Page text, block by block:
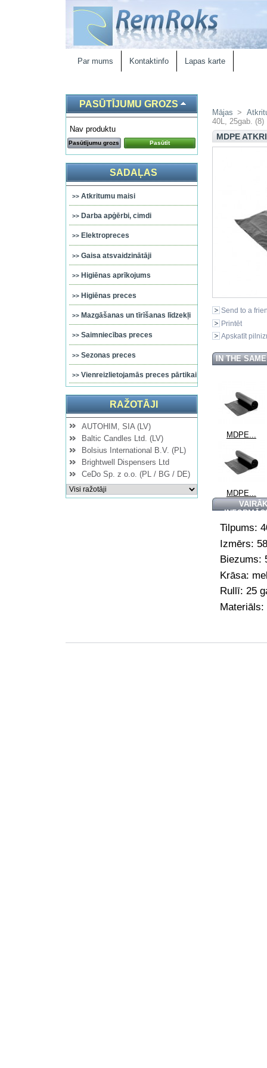
Par mums Kontaktinfo Lapas karte
PASŪTĪJUMU GROZS
Nav produktu
Pasūtījumu grozs Pasūtīt
SADAĻAS
Atkritumu maisi
Darba apģērbi, cimdi
Elektropreces
Gaisa atsvaidzinātāji
Higiēnas aprīkojums
Higiēnas preces
Mazgāšanas un tīrīšanas līdzekļi
Saimniecības preces
Sezonas preces
Vienreizlietojamās preces pārtikai
RAŽOTĀJI
AUTOHIM, SIA (LV)
Baltic Candles Ltd. (LV)
Bolsius International B.V. (PL)
Brightwell Dispensers Ltd
CeDo Sp. z o.o. (PL / BG / DE)
Mājas >
40L, 25gab. (8)
MDPE
Send to a
Printēt
Apskatīt
IN THE
MDPE...
MDPE...
VAIRĀK
Tilpums:
Izmērs:
Biezums:
Krāsa:
Rullī: 25
Materiāls: